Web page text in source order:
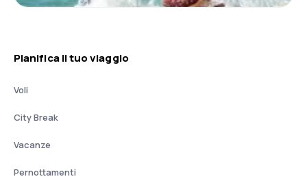
Pianifica il tuo viaggio
Voli
City Break
Vacanze
Pernottamenti